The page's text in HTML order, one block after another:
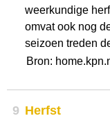
weerkundige
omvat ook nog
seizoen treden
Bron:
9 Herfst